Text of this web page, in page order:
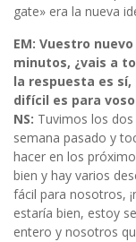
gate» era la nueva
EM: Vuestro
minutos, ¿vais a
la respuesta es sí,
difícil es para
NS: Tuvimos los
semana pasado y
hacer en los
bien y hay varios
fácil para nosotros,
estaría bien, estoy
entero y nosotros